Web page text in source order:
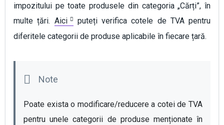
impozitului pe toate produsele din categoria „Cărți”, în
multe țări. Aici
puteți verifica cotele de TVA pentru
diferitele categorii de produse aplicabile în fiecare țară.
Poate exista o modificare/reducere a cotei de TVA
pentru unele categorii de produse menționate în